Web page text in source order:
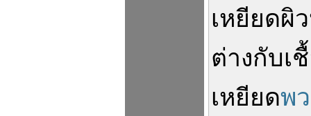
เหยียดผิว
ต่างกับเ
เหยียดพ